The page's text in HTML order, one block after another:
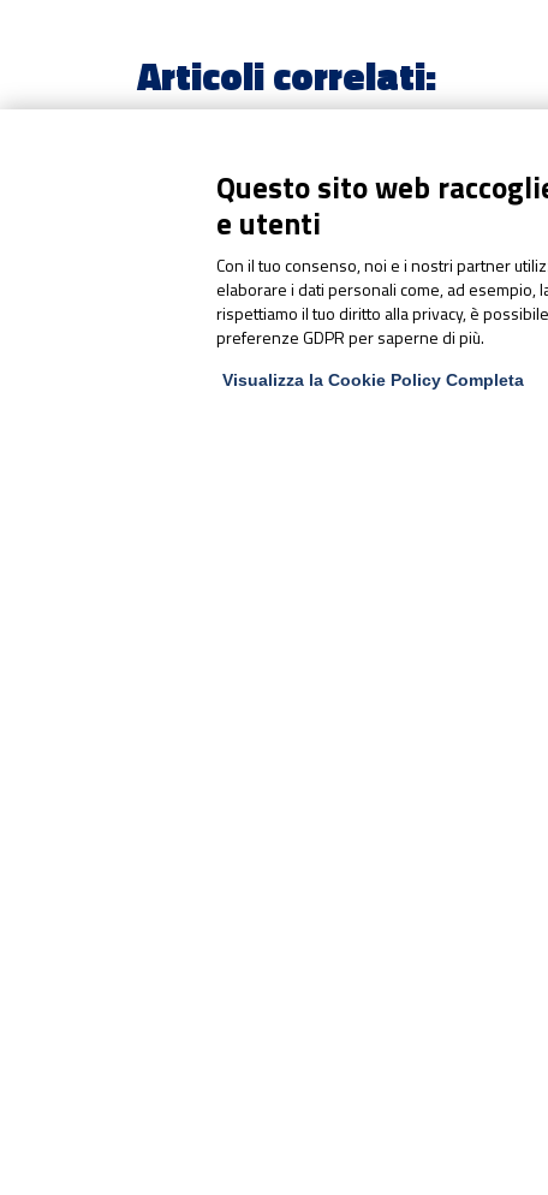
Articoli correlati:
MUSCOLI E ARTICOLAZIONI
Dall’idoneità alla
performance: a Parma il
Questo sito web
e utenti
Con il tuo consenso, noi e i nostri partner
elaborare i dati personali come, ad esempio,
rispettiamo il tuo diritto alla privacy, è
preferenze GDPR per saperne di più.
Visualizza la Cookie Policy Completa